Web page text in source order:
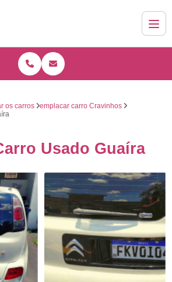
os carros
emplacar carro Cravinhos
Usado Guaíra